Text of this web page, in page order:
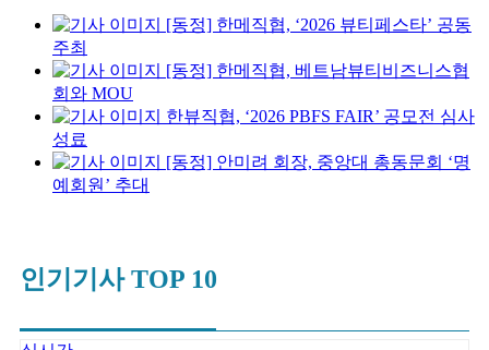
[동정] 한메직협, ‘2026 뷰티페스타’ 공동
주최
[동정] 한메직협, 베트남뷰티비즈니스협
회와 MOU
한뷰직협, ‘2026 PBFS FAIR’ 공모전 심사
성료
[동정] 안미려 회장, 중앙대 총동문회 ‘명
예회원’ 추대
인기기사 TOP 10